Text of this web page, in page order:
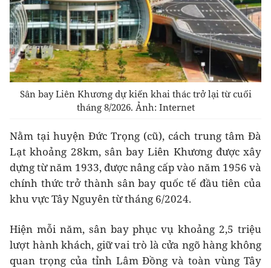
Sân bay Liên Khương dự kiến khai thác trở lại từ cuối
tháng 8/2026. Ảnh: Internet
Nằm tại huyện Đức Trọng (cũ), cách trung tâm Đà
Lạt khoảng 28km, sân bay Liên Khương được xây
dựng từ năm 1933, được nâng cấp vào năm 1956 và
chính thức trở thành sân bay quốc tế đầu tiên của
khu vực Tây Nguyên từ tháng 6/2024.
Hiện mỗi năm, sân bay phục vụ khoảng 2,5 triệu
lượt hành khách, giữ vai trò là cửa ngõ hàng không
quan trọng của tỉnh Lâm Đồng và toàn vùng Tây